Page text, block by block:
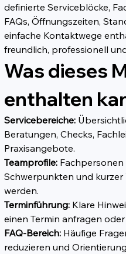
definierte Serviceblöcke,
FAQs, Öffnungszeiten,
einfache Kontaktwege
freundlich, professionell
Was dieses
enthalten
Servicebereiche:
Beratungen, Checks,
Praxisangebote.
Teamprofile:
Schwerpunkten und
werden.
Terminführung: Klare
einen Termin anfragen
FAQ-Bereich: Häufige
reduzieren und